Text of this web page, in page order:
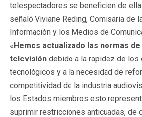
telespectadores se beneficien de
señaló Viviane Reding, Comisaria de
Información y los Medios de
«Hemos actualizado las normas de
televisión debido a la rapidez de los
tecnológicos y a la necesidad de
competitividad de la industria
los Estados miembros esto
suprimir restricciones anticuadas, de